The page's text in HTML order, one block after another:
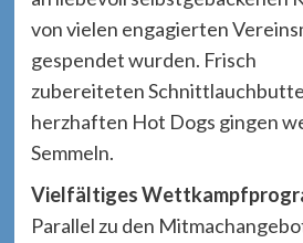
von vielen engagierten
gespendet wurden. Frisch
zubereiteten
herzhaften Hot Dogs gingen
Semmeln.
Vielfältiges
Parallel zu den